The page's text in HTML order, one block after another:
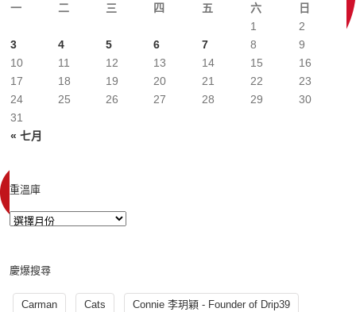
一
二 三 四 五 六 日
« 七月
1
2
3
4 5 6 7 8
9
10
11 12 13 14 15
16
17
18 19 20 21 22
23
24
25 26 27 28 29
30
31
重溫庫
慶爆搜尋
Carman Cats Connie 李玥穎 - Founder of Drip39